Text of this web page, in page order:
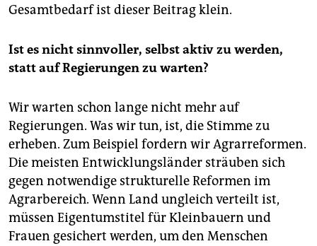
Gesamtbedarf ist dieser Beitrag klein.
Ist es nicht sinnvoller, selbst aktiv zu werden,
statt auf Regierungen zu warten?
Wir warten schon lange nicht mehr auf
Regierungen. Was wir tun, ist, die Stimme zu
erheben. Zum Beispiel fordern wir Agrarreformen.
Die meisten Entwicklungsländer sträuben sich
gegen notwendige strukturelle Reformen im
Agrarbereich. Wenn Land ungleich verteilt ist,
müssen Eigentumstitel für Kleinbauern und
Frauen gesichert werden, um den Menschen